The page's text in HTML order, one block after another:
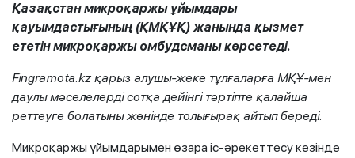
Қазақстан микроқаржы ұйымдары
қауымдастығының (ҚМҚҰҚ) жанында қызмет
ететін микроқаржы омбудсманы көрсетеді.
Fingramota.kz қарыз алушы-жеке тұлғаларға МҚҰ-мен
даулы мәселелерді сотқа дейінгі тәртіпте қалайша
реттеуге болатыны жөнінде толығырақ айтып береді.
Микроқаржы ұйымдарымен өзара іс-әрекеттесу кезінде